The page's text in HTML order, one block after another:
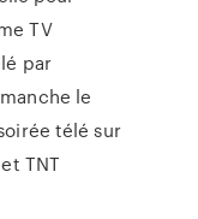
TV
par
le
télé sur
TNT